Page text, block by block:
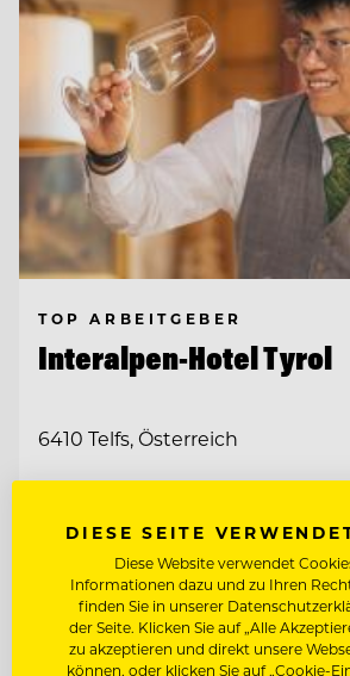
TOP ARBEITGEBER
Interalpen-Hotel Tyrol
6410 Telfs, Österreich
COMMIS DE PATISSERIE (M/
Entdecke alle Jobs
DIESE SEITE
Diese Website verwendet
Informationen dazu und zu Ihren
finden Sie in unserer
der Seite. Klicken Sie auf „Alle
zu akzeptieren und direkt unsere
können, oder klicken Sie auf „Cookie-